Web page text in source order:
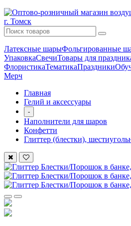
Латексные шарыФольгированные
УпаковкаСвечиТовары для
ФлористикаТематикаПраздники
Мерч
Главная
Гелий и аксессуары
-
Наполнители для шаров
Конфетти
Глиттер (блестки),